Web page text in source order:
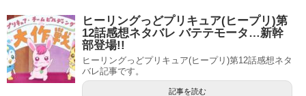
ヒーリングっどプリキュア(ヒープリ)第
12話感想ネタバレ バテテモータ…新幹
部登場!!
ヒーリングっどプリキュア(ヒープリ)第12話感想ネタ
バレ記事です。
記事を読む